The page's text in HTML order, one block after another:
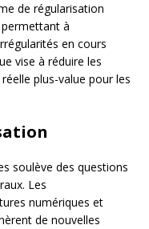
de régularisation
à
en cours
vise à réduire les
plus-value pour les
soulève des questions
Les
numériques et
de nouvelles